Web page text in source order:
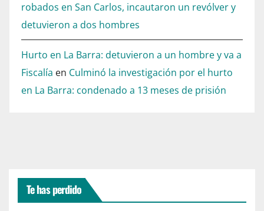
robados en San Carlos, incautaron un revólver y
detuvieron a dos hombres
Hurto en La Barra: detuvieron a un hombre y va a
Fiscalía en Culminó la investigación por el hurto
en La Barra: condenado a 13 meses de prisión
Te has perdido